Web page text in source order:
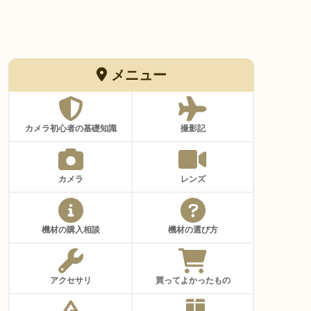
メニュー
カメラ初心者の基礎知識 撮影記
カメラ レンズ
機材の購入相談 機材の選び方
アクセサリ 買ってよかったもの